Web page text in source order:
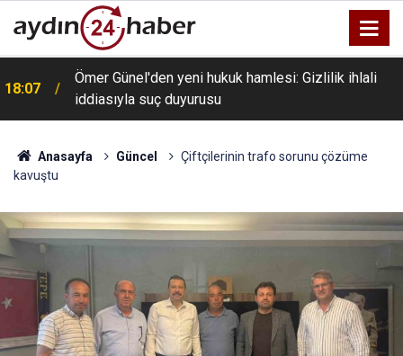
18:07
Ömer Günel'den yeni hukuk hamlesi: Gizlilik ihlali
iddiasıyla suç duyurusu
Anasayfa Güncel
Çiftçilerinin trafo sorunu çözüme
kavuştu